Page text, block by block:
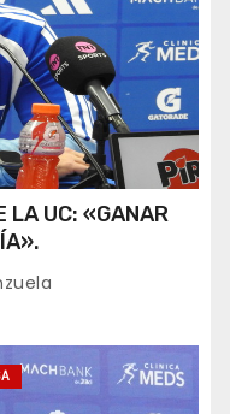
LA UC: «GANAR